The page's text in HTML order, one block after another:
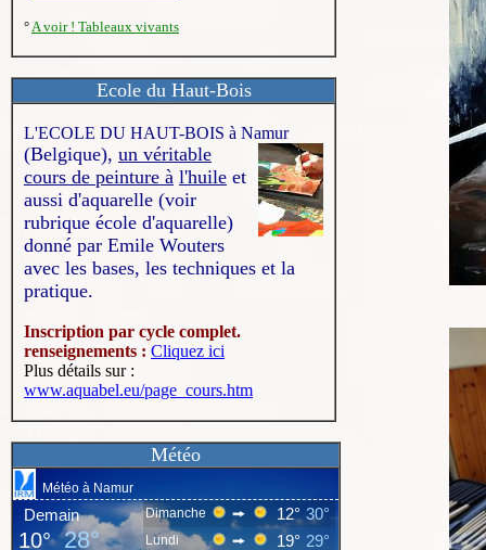
°A voir ! Tableaux vivants
Ecole du Haut-Bois
L'ECOLE DU HAUT-BOIS à Namur
(Belgique), un véritable
cours de peinture à l'huile et
aussi d'aquarelle (voir
rubrique école d'aquarelle)
donné par Emile Wouters
avec les bases, les techniques et la
pratique.
Inscription par cycle complet.
renseignements : Cliquez ici
Plus détails sur :
www.aquabel.eu/page_cours.htm
Météo